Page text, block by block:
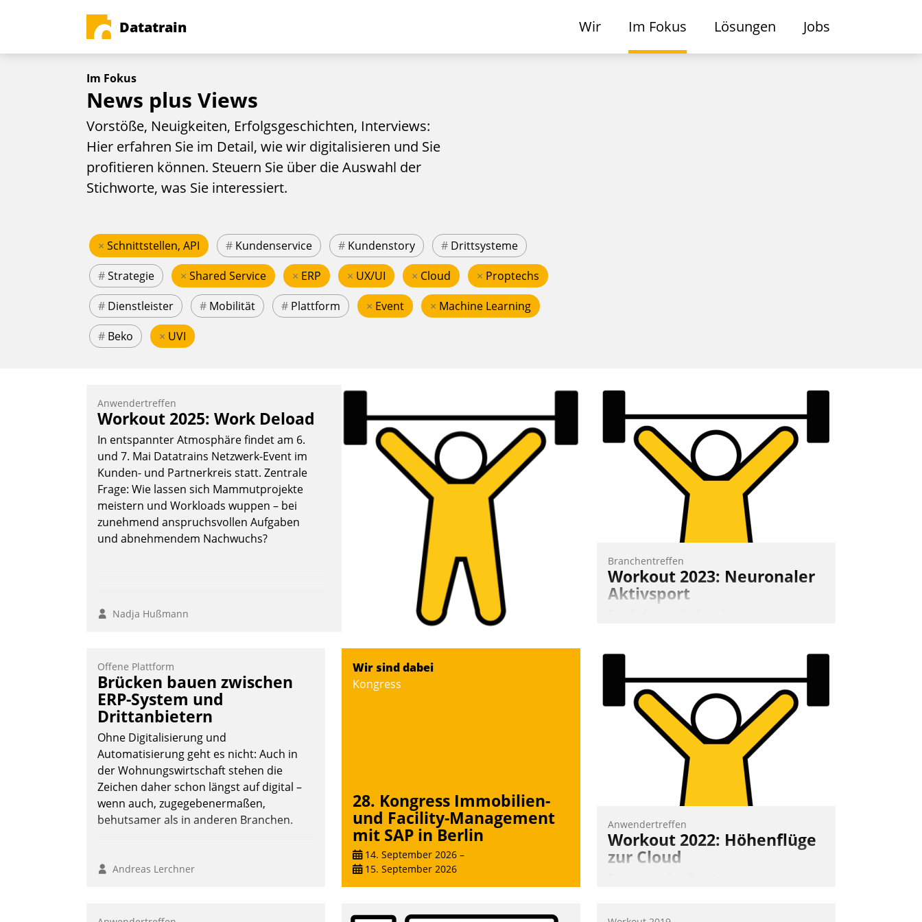
Datatrain Wir Im Fokus Lösungen Jobs
Im Fokus
News plus Views
Vorstöße, Neuigkeiten, Erfolgsgeschichten, Interviews:
Hier erfahren Sie im Detail, wie wir digitalisieren und Sie
profitieren können. Steuern Sie über die Auswahl der
Stichworte, was Sie interessiert.
× Schnittstellen, API # Kundenservice # Kundenstory # Drittsysteme
#Strategie × Shared Service × ERP × UX/UI × Cloud × Proptechs
# Dienstleister # Mobilität # Plattform × Event × Machine Learning
# Beko × UVI
Anwendertreffen
Workout 2025: Work Deload
In entspannter Atmosphäre findet am 6.
und 7. Mai Datatrains Netzwerk-Event im
Kunden- und Partnerkreis statt. Zentrale
Frage: Wie lassen sich Mammutprojekte
meistern und Workloads wuppen – bei
zunehmend anspruchsvollen Aufgaben
und abnehmendem Nachwuchs?
Nadja Hußmann
Branchentreffen
Workout 2023: Neuronaler
Aktivsport
Dazwischen zeigte Datatrain, was es
Neues zu bieten hat.
Nadja Hußmann
Offene Plattform
Brücken bauen zwischen
ERP-System und
Drittanbietern
Ohne Digitalisierung und
Automatisierung geht es nicht: Auch in
der Wohnungswirtschaft stehen die
Zeichen daher schon längst auf digital –
wenn auch, zugegebenermaßen,
behutsamer als in anderen Branchen.
Andreas Lerchner
Wir sind dabei
Kongress
28. Kongress Immobilien-
und Facility-Management
mit SAP in Berlin
14. September 2026 –
15. September 2026
Anwendertreffen
Workout 2022: Höhenflüge
zur Cloud